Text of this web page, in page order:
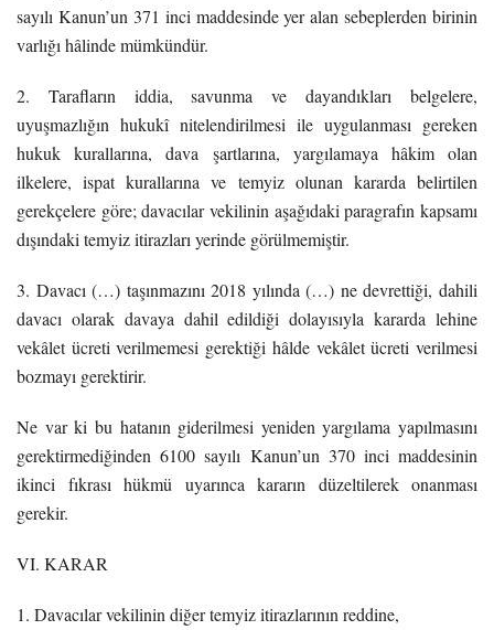
sayılı Kanun’un 371 inci maddesinde yer alan sebeplerden birinin
varlığı hâlinde mümkündür.
2. Tarafların iddia, savunma ve dayandıkları belgelere,
uyuşmazlığın hukukî nitelendirilmesi ile uygulanması gereken
hukuk kurallarına, dava şartlarına, yargılamaya hâkim olan
ilkelere, ispat kurallarına ve temyiz olunan kararda belirtilen
gerekçelere göre; davacılar vekilinin aşağıdaki paragrafın kapsamı
dışındaki temyiz itirazları yerinde görülmemiştir.
3. Davacı (…) taşınmazını 2018 yılında (…) ne devrettiği, dahili
davacı olarak davaya dahil edildiği dolayısıyla kararda lehine
vekâlet ücreti verilmemesi gerektiği hâlde vekâlet ücreti verilmesi
bozmayı gerektirir.
Ne var ki bu hatanın giderilmesi yeniden yargılama yapılmasını
gerektirmediğinden 6100 sayılı Kanun’un 370 inci maddesinin
ikinci fıkrası hükmü uyarınca kararın düzeltilerek onanması
gerekir.
VI. KARAR
1. Davacılar vekilinin diğer temyiz itirazlarının reddine,